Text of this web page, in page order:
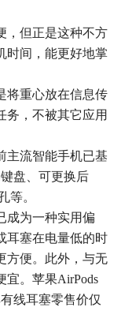
，但正是这种不方
时间，能更好地掌
将重心放在信息传
务，不被其它应用
主流智能手机已基
盘、可更换后
等。
成为一种实用偏
耳塞在电量低的时
方便。此外，与无
宜。苹果AirPods
线耳塞零售价仅